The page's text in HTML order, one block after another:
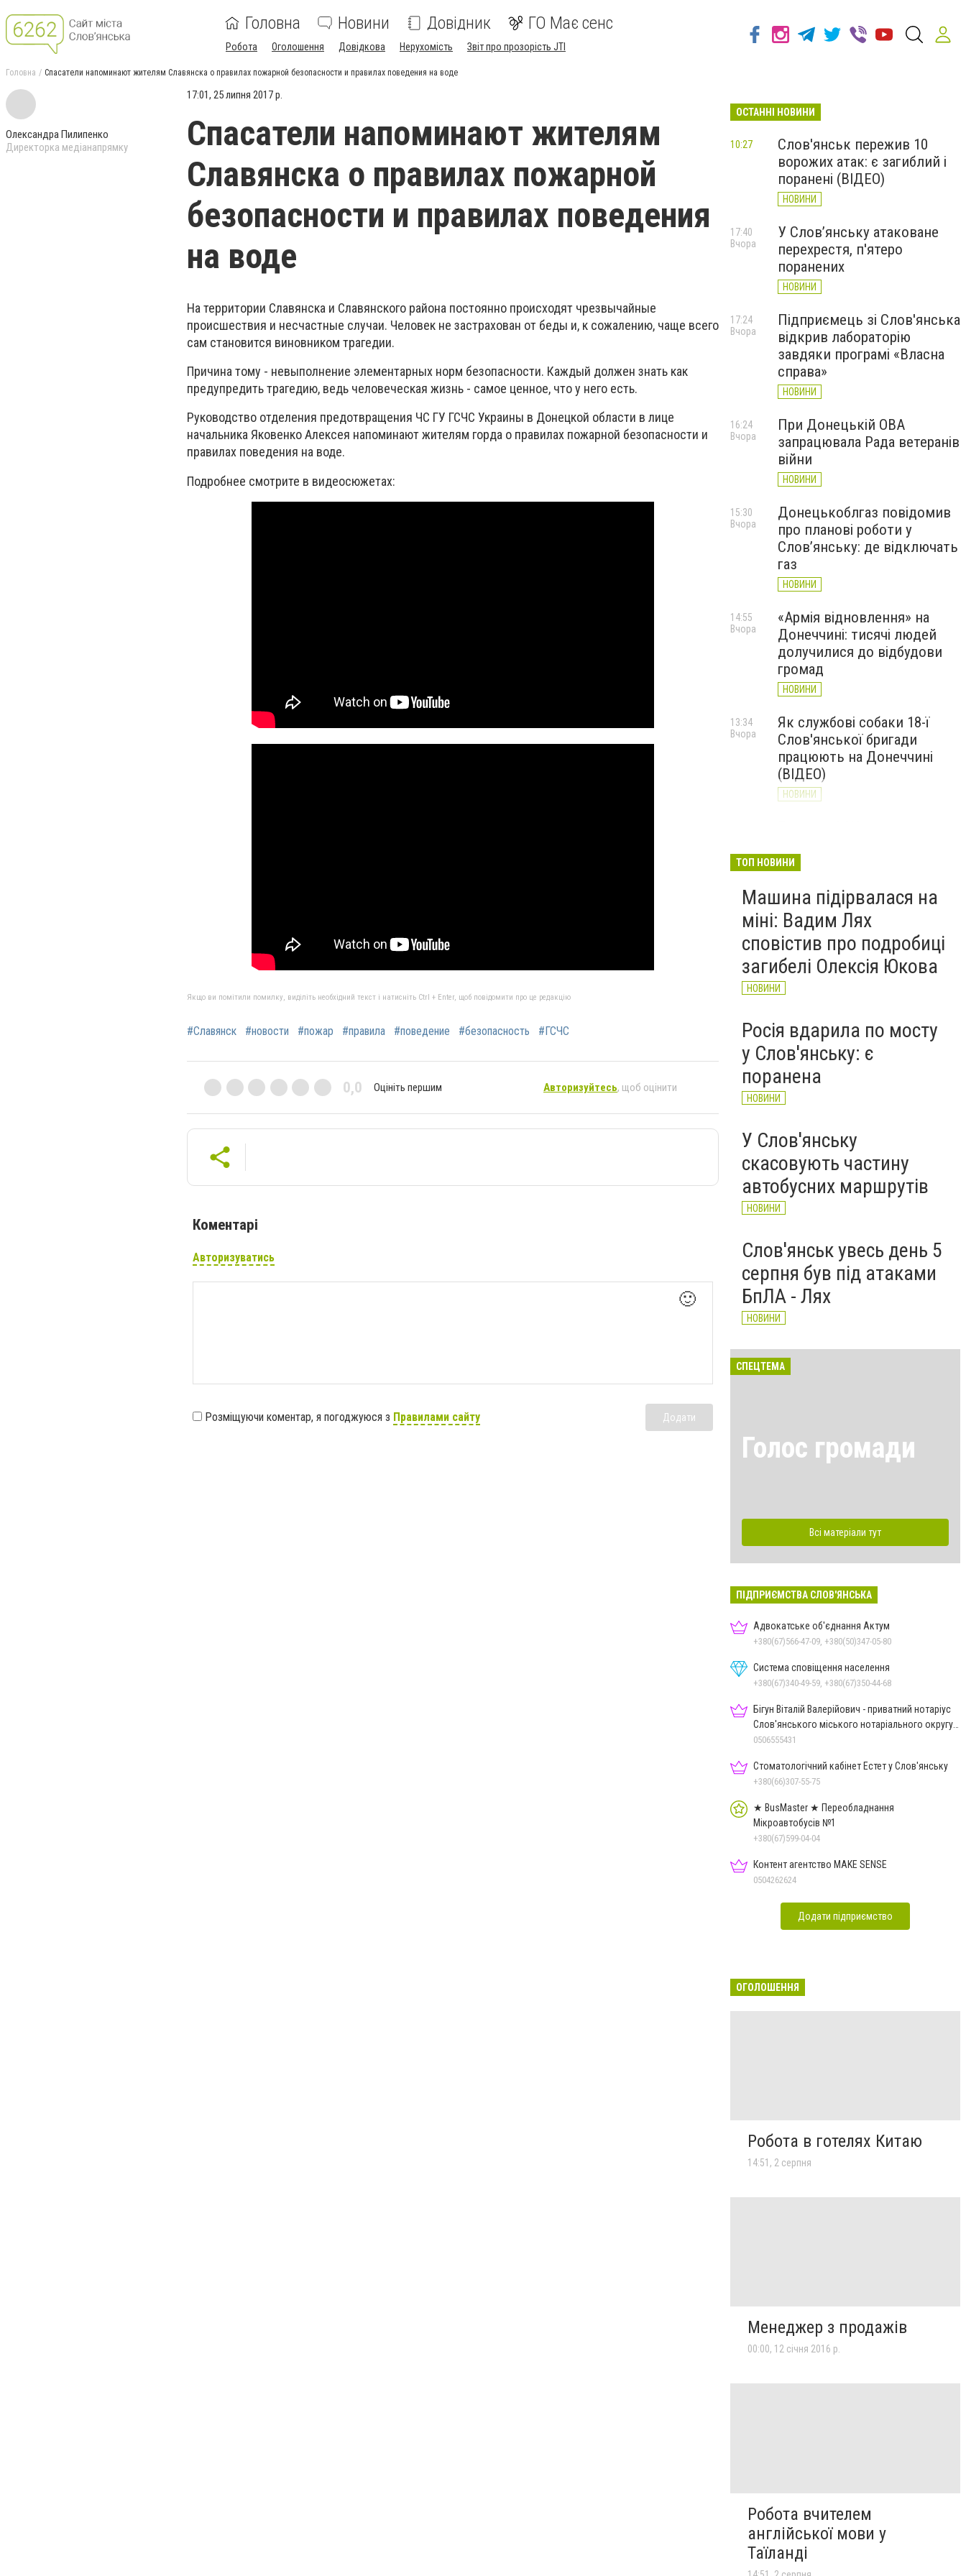
Головна Новини Довідник ГО Має сенс
Робота Оголошення Довідкова Нерухомість Звіт про прозорість JTI
Головна Спасатели напоминают жителям Славянска о правилах пожарной безопасности и правилах поведения на воде
Олександра Пилипенко
Директорка медіанапрямку
17:01, 25 липня 2017 р.
Спасатели напоминают жителям
Славянска о правилах пожарной
безопасности и правилах поведения
на воде
На территории Славянска и Славянского района постоянно происходят чрезвычайные
происшествия и несчастные случаи. Человек не застрахован от беды и, к сожалению, чаще всего
сам становится виновником трагедии.
Причина тому - невыполнение элементарных норм безопасности. Каждый должен знать как
предупредить трагедию, ведь человеческая жизнь - самое ценное, что у него есть.
Руководство отделения предотвращения ЧС ГУ ГСЧС Украины в Донецкой области в лице
начальника Яковенко Алексея напоминают жителям горда о правилах пожарной безопасности и
правилах поведения на воде.
Подробнее смотрите в видеосюжетах:
Якщо ви помітили помилку, виділіть необхідний текст і натисніть Ctrl + Enter, щоб повідомити про це редакцію
#Славянск #новости #пожар #правила #поведение #безопасность #ГСЧС
0,0 Оцініть першим Авторизуйтесь, щоб оцінити
Коментарі
Авторизуватись
🙂
Розміщуючи коментар, я погоджуюся з Правилами сайту Додати
ОСТАННІ НОВИНИ
Слов'янськ пережив 10
ворожих атак: є загиблий і
поранені (ВІДЕО)
НОВИНИ
10:27
У Слов’янську атаковане
перехрестя, п'ятеро
поранених
НОВИНИ
17:40
Вчора
Підприємець зі Слов'янська
відкрив лабораторію
завдяки програмі «Власна
справа»
НОВИНИ
17:24
Вчора
При Донецькій ОВА
запрацювала Рада ветеранів
війни
НОВИНИ
16:24
Вчора
Донецькоблгаз повідомив
про планові роботи у
Слов’янську: де відключать
газ
НОВИНИ
15:30
Вчора
«Армія відновлення» на
Донеччині: тисячі людей
долучилися до відбудови
громад
НОВИНИ
14:55
Вчора
Як службові собаки 18-ї
Слов'янської бригади
працюють на Донеччині
(ВІДЕО)
НОВИНИ
13:34
Вчора
та найближчих напрямках
ТОП НОВИНИ
Машина підірвалася на
міні: Вадим Лях
сповістив про подробиці
загибелі Олексія Юкова
НОВИНИ
Росія вдарила по мосту
у Слов'янську: є
поранена
НОВИНИ
У Слов'янську
скасовують частину
автобусних маршрутів
НОВИНИ
Слов'янськ увесь день 5
серпня був під атаками
БпЛА - Лях
НОВИНИ
СПЕЦТЕМА
Голос громади
Всі матеріали тут
ПІДПРИЄМСТВА СЛОВ'ЯНСЬКА
Адвокатське об'єднання Актум
+380(67)566-47-09, +380(50)347-05-80
Система сповіщення населення
+380(67)340-49-59, +380(67)350-44-68
Бігун Віталій Валерійович - приватний нотаріус
Слов'янського міського нотаріального округу
Дон.обл.
0506555431
Стоматологічний кабінет Естет у Слов'янську
+380(66)307-55-75
★ BusMaster ★ Переобладнання
Мікроавтобусів №1
+380(67)599-04-04
Контент агентство MAKE SENSE
0504262624
Додати підприємство
ОГОЛОШЕННЯ
Робота в готелях Китаю
14:51, 2 серпня
Менеджер з продажів
00:00, 12 січня 2016 р.
Робота вчителем
англійської мови у
Таїланді